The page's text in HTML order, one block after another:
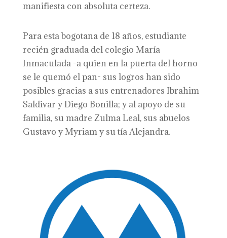
manifiesta con absoluta certeza.
Para esta bogotana de 18 años, estudiante
recién graduada del colegio María
Inmaculada -a quien en la puerta del horno
se le quemó el pan- sus logros han sido
posibles gracias a sus entrenadores Ibrahim
Saldivar y Diego Bonilla; y al apoyo de su
familia, su madre Zulma Leal, sus abuelos
Gustavo y Myriam y su tía Alejandra.